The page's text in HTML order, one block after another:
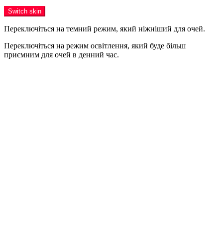
Switch skin
Переключіться на темний режим, який ніжніший для очей.
Переключіться на режим освітлення, який буде більш
приємним для очей в денний час.